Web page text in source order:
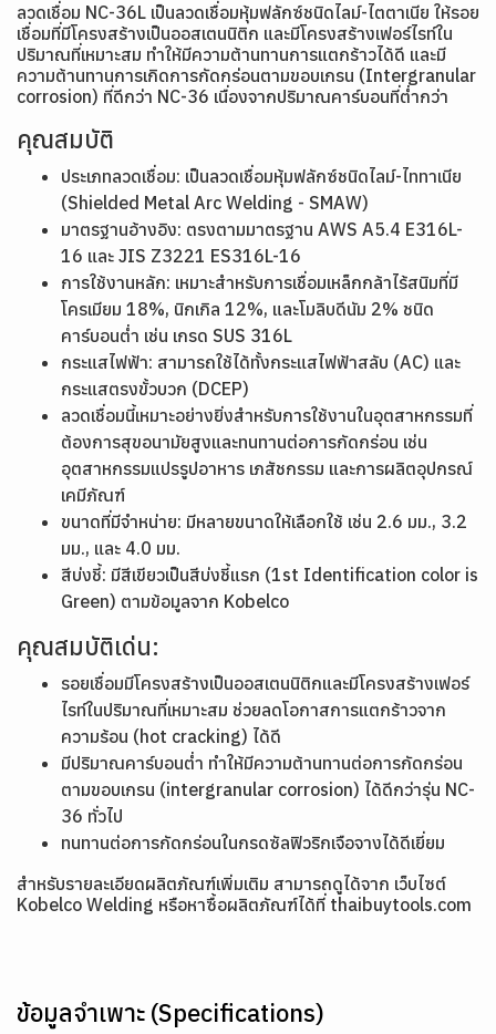
ลวดเชื่อม NC-36L เป็นลวดเชื่อมหุ้มฟลักซ์ชนิดไลม์-ไตตาเนีย ให้รอย
เชื่อมที่มีโครงสร้างเป็นออสเตนนิติก และมีโครงสร้างเฟอร์ไรท์ใน
ปริมาณที่เหมาะสม ทำให้มีความต้านทานการแตกร้าวได้ดี และมี
ความต้านทานการเกิดการกัดกร่อนตามขอบเกรน (Intergranular
corrosion) ที่ดีกว่า NC-36 เนื่องจากปริมาณคาร์บอนที่ต่ำกว่า
คุณสมบัติ
ประเภทลวดเชื่อม: เป็นลวดเชื่อมหุ้มฟลักซ์ชนิดไลม์-ไททาเนีย
(Shielded Metal Arc Welding - SMAW)
มาตรฐานอ้างอิง: ตรงตามมาตรฐาน AWS A5.4 E316L-
16 และ JIS Z3221 ES316L-16
การใช้งานหลัก: เหมาะสำหรับการเชื่อมเหล็กกล้าไร้สนิมที่มี
โครเมียม 18%, นิกเกิล 12%, และโมลิบดีนัม 2% ชนิด
คาร์บอนต่ำ เช่น เกรด SUS 316L
กระแสไฟฟ้า: สามารถใช้ได้ทั้งกระแสไฟฟ้าสลับ (AC) และ
กระแสตรงขั้วบวก (DCEP)
ลวดเชื่อมนี้เหมาะอย่างยิ่งสำหรับการใช้งานในอุตสาหกรรมที่
ต้องการสุขอนามัยสูงและทนทานต่อการกัดกร่อน เช่น
อุตสาหกรรมแปรรูปอาหาร เภสัชกรรม และการผลิตอุปกรณ์
เคมีภัณฑ์
ขนาดที่มีจำหน่าย: มีหลายขนาดให้เลือกใช้ เช่น 2.6 มม., 3.2
มม., และ 4.0 มม.
สีบ่งชี้: มีสีเขียวเป็นสีบ่งชี้แรก (1st Identification color is
Green) ตามข้อมูลจาก Kobelco
คุณสมบัติเด่น:
รอยเชื่อมมีโครงสร้างเป็นออสเตนนิติกและมีโครงสร้างเฟอร์
ไรท์ในปริมาณที่เหมาะสม ช่วยลดโอกาสการแตกร้าวจาก
ความร้อน (hot cracking) ได้ดี
มีปริมาณคาร์บอนต่ำ ทำให้มีความต้านทานต่อการกัดกร่อน
ตามขอบเกรน (intergranular corrosion) ได้ดีกว่ารุ่น NC-
36 ทั่วไป
ทนทานต่อการกัดกร่อนในกรดซัลฟิวริกเจือจางได้ดีเยี่ยม
สำหรับรายละเอียดผลิตภัณฑ์เพิ่มเติม สามารถดูได้จาก เว็บไซต์
Kobelco Welding หรือหาซื้อผลิตภัณฑ์ได้ที่ thaibuytools.com
ข้อมูลจำเพาะ (Specifications)